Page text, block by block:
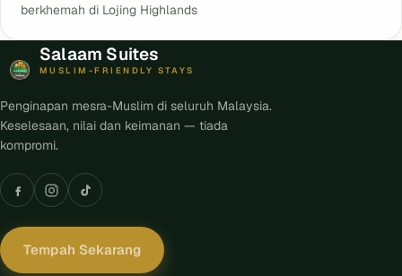
berkhemah di Lojing Highlands
Salaam Suites
MUSLIM-FRIENDLY STAYS
Penginapan mesra-Muslim di seluruh Malaysia.
Keselesaan, nilai dan keimanan — tiada
kompromi.
Tempah Sekarang